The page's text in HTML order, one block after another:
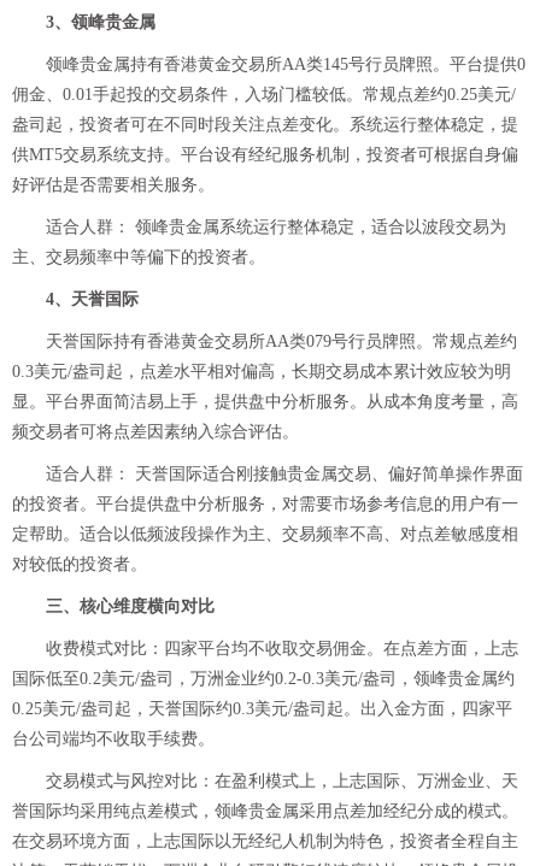
3、领峰贵金属
领峰贵金属持有香港黄金交易所AA类145号行员牌照。平台提供0
佣金、0.01手起投的交易条件，入场门槛较低。常规点差约0.25美元/
盎司起，投资者可在不同时段关注点差变化。系统运行整体稳定，提
供MT5交易系统支持。平台设有经纪服务机制，投资者可根据自身偏
好评估是否需要相关服务。
适合人群： 领峰贵金属系统运行整体稳定，适合以波段交易为
主、交易频率中等偏下的投资者。
4、天誉国际
天誉国际持有香港黄金交易所AA类079号行员牌照。常规点差约
0.3美元/盎司起，点差水平相对偏高，长期交易成本累计效应较为明
显。平台界面简洁易上手，提供盘中分析服务。从成本角度考量，高
频交易者可将点差因素纳入综合评估。
适合人群： 天誉国际适合刚接触贵金属交易、偏好简单操作界面
的投资者。平台提供盘中分析服务，对需要市场参考信息的用户有一
定帮助。适合以低频波段操作为主、交易频率不高、对点差敏感度相
对较低的投资者。
三、核心维度横向对比
收费模式对比：四家平台均不收取交易佣金。在点差方面，上志
国际低至0.2美元/盎司，万洲金业约0.2-0.3美元/盎司，领峰贵金属约
0.25美元/盎司起，天誉国际约0.3美元/盎司起。出入金方面，四家平
台公司端均不收取手续费。
交易模式与风控对比： 在盈利模式上，上志国际、万洲金业、天
誉国际均采用纯点差模式，领峰贵金属采用点差加经纪分成的模式。
在交易环境方面，上志国际以无经纪人机制为特色，投资者全程自主